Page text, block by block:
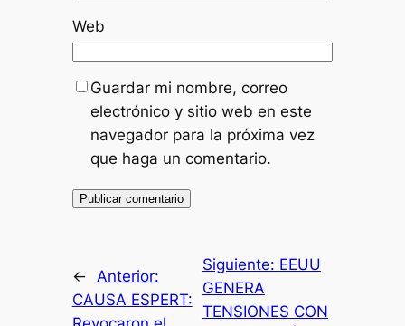
Web
Guardar mi nombre, correo
electrónico y sitio web en este
navegador para la próxima vez
que haga un comentario.
← Anterior:
CAUSA ESPERT:
Siguiente: EEUU
GENERA
TENSIONES CON